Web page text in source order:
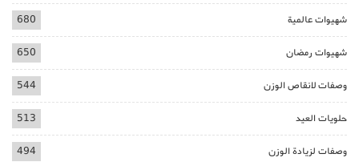
شهيوات عالمية 680
شهيوات رمضان 650
وصفات لانقاص الوزن 544
حلويات العيد 513
وصفات لزيادة الوزن 494